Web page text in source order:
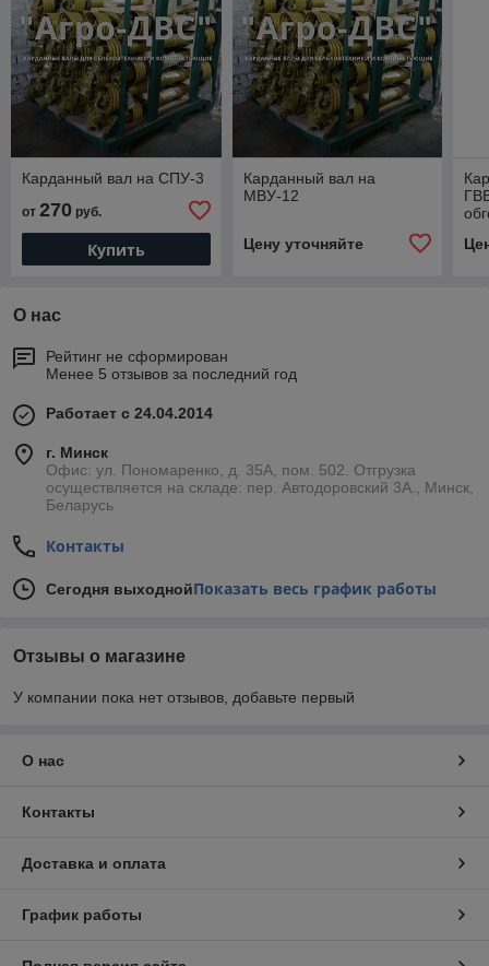
Карданный вал на СПУ-3
от 270 руб.
Купить
Карданный вал на
МВУ-12
Цену уточняйте
О нас
Рейтинг не сформирован
Менее 5 отзывов за последний год
Работает с 24.04.2014
г. Минск
Офис: ул. Пономаренко, д. 35А, пом. 502. Отгрузка
осуществляется на складе: пер. Автодоровский 3А., Минск,
Беларусь
Контакты
Сегодня выходнойПоказать весь график работы
Отзывы о магазине
У компании пока нет отзывов, добавьте первый
О нас
Контакты
Доставка и оплата
График работы